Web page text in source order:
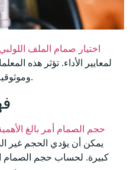
اختيار صمام الملف
لمعايير الأداء. تؤثر هذه
وموثوقية أنظمة التحكم في السوائل.
حجم الصمام أمر بالغ
يمكن أن يؤدي الحجم غير
كبيرة. لحساب حجم